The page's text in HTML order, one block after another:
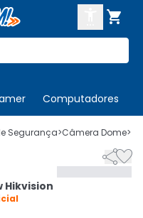

Computadores
SE
Segurança>Câmera Dome>

Hikvision